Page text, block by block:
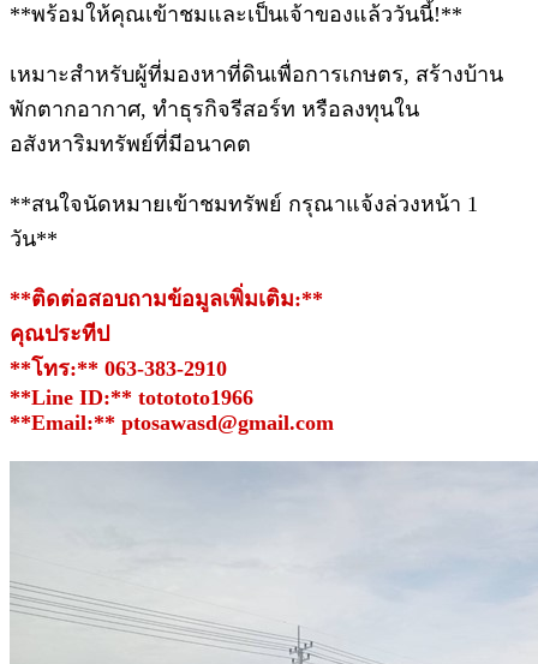
**พร้อมให้คุณเข้าชมและเป็นเจ้าของแล้ววันนี้!**
เหมาะสำหรับผู้ที่มองหาที่ดินเพื่อการเกษตร, สร้างบ้าน
พักตากอากาศ, ทำธุรกิจรีสอร์ท หรือลงทุนใน
อสังหาริมทรัพย์ที่มีอนาคต
**สนใจนัดหมายเข้าชมทรัพย์ กรุณาแจ้งล่วงหน้า 1
วัน**
**ติดต่อสอบถามข้อมูลเพิ่มเติม:**
คุณประทีป
**โทร:** 063-383-2910
**Line ID:** totototo1966
**Email:** ptosawasd@gmail.com